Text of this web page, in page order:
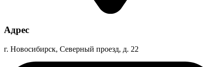
Адрес
г. Новосибирск, Северный проезд, д. 22